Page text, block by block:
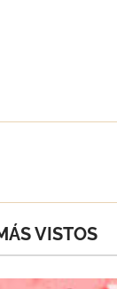
y
VISTOS